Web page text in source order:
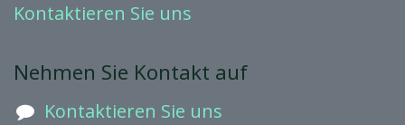
Kontaktieren Sie uns
Nehmen Sie Kontakt auf
Kontaktieren Sie uns